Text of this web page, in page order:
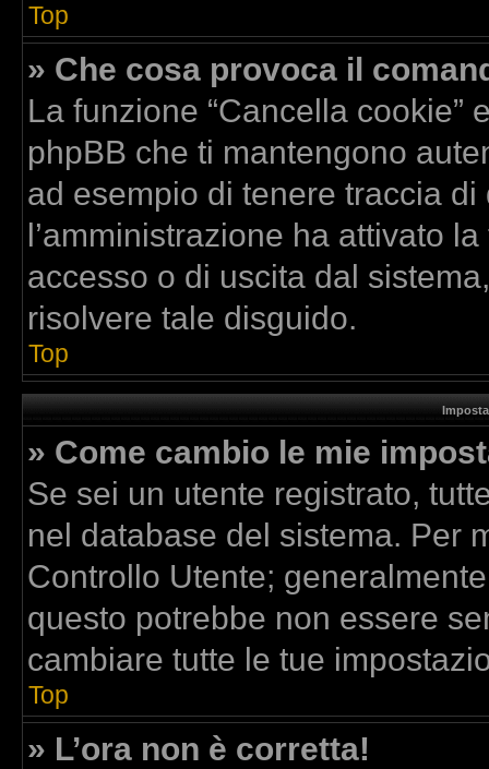
Top
» Che cosa provoca il
La funzione “Cancella
phpBB che ti mantengono
ad esempio di tenere traccia
l’amministrazione ha attivato
accesso o di uscita dal
risolvere tale disguido.
Top
» Come cambio le mie
Se sei un utente registrato,
nel database del sistema. Per
Controllo Utente;
questo potrebbe non essere
cambiare tutte le tue
Top
» L’ora non è corretta!